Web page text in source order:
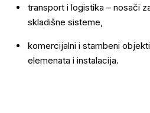
transport i logistika – nosači
skladišne sisteme,
komercijalni i stambeni
elemenata i instalacija.